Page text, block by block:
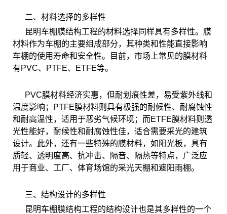
二、材料选择的多样性
昆明车棚膜结构工程的材料选择同样具有多样性。膜
材料作为车棚的主要组成部分，其种类和性能直接影响
车棚的使用寿命和安全性。目前，市场上常见的膜材料
有PVC、PTFE、ETFE等。
PVC膜材料经济实惠，但耐划痕性差，易受紫外线和
温度影响；PTFE膜材料则具有极强的耐候性、耐腐蚀性
和耐高温性，适用于恶劣气候环境；而ETFE膜材料则透
光性能好，耐候性和耐腐蚀性佳，适合需要采光的建筑
设计。此外，还有一些特殊的膜材料，如阳光板，具有
质轻、透明度高、抗冲击、隔音、隔热等特点，广泛应
用于商业、工厂、体育场馆的采光天棚和遮阳雨棚。
三、结构设计的多样性
昆明车棚膜结构工程的结构设计也是其多样性的一个